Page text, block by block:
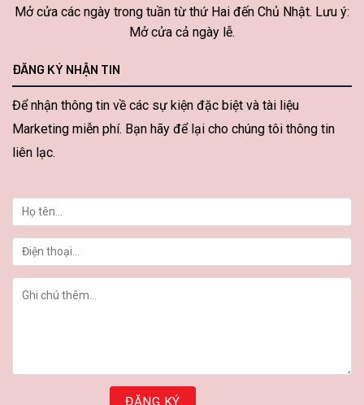
Mở cửa các ngày trong tuần từ thứ Hai đến Chủ Nhật. Lưu ý:
Mở cửa cả ngày lễ.
ĐĂNG KÝ NHẬN TIN
Để nhận thông tin về các sự kiện đặc biệt và tài liệu
Marketing miễn phí. Bạn hãy để lại cho chúng tôi thông tin
liên lạc.